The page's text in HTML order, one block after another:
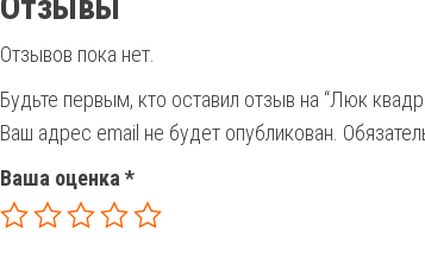
Отзывов пока нет.
Будьте первым, кто оставил отзыв на “Люк
Ваш адрес email не будет опубликован.
Ваша оценка *